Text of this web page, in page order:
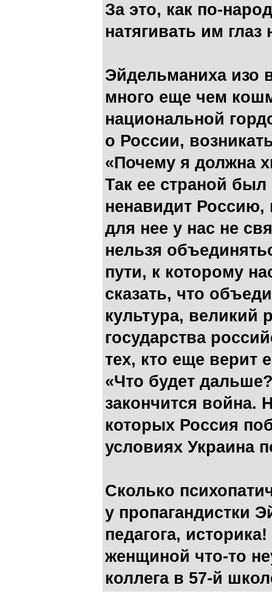
За это, как по-
натягивать им глаз
Эйдельманиха изо
много еще чем
национальной
о России,
«Почему я должна
Так ее страной
ненавидит Россию,
для нее у нас не
нельзя
пути, к которому
сказать, что
культура, великий
государства
тех, кто еще верит
«Что будет
закончится война.
которых Россия
условиях Украина
Сколько
у пропагандистки
педагога,
женщиной что-то
коллега в 57-й